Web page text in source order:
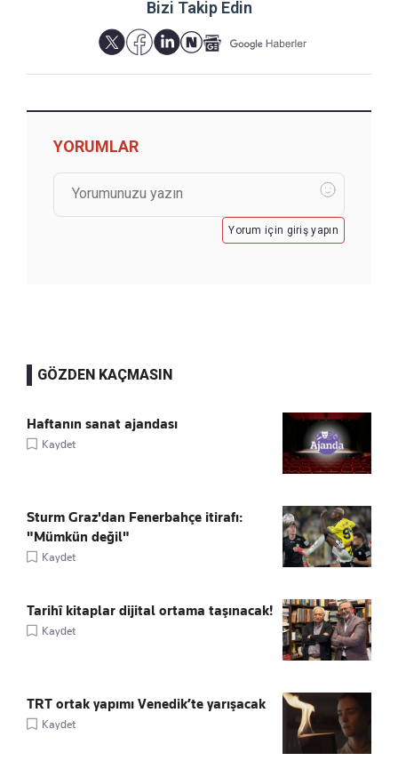
Bizi Takip Edin
YORUMLAR
Yorum için giriş yapın
GÖZDEN KAÇMASIN
Haftanın sanat ajandası
Kaydet
Sturm Graz'dan Fenerbahçe itirafı:
"Mümkün değil"
Kaydet
Tarihî kitaplar dijital ortama taşınacak!
Kaydet
TRT ortak yapımı Venedik’te yarışacak
Kaydet